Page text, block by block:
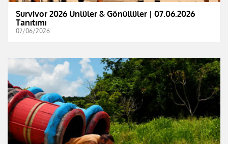
Survivor 2026 Ünlüler & Gönüllüler | 07.06.2026
Tanıtımı
07/06/2026